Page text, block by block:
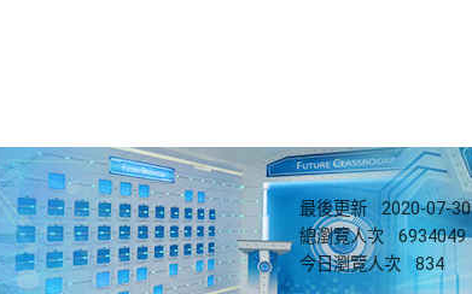
最後更新
2020-07-30
總瀏覽人次
6934049
今日瀏覽人次
834